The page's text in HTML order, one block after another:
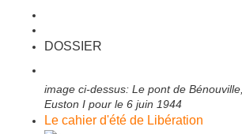
DOSSIER
image ci-dessus: Le pont de
Euston I pour le 6 juin 1944
Le cahier d'été de Libération